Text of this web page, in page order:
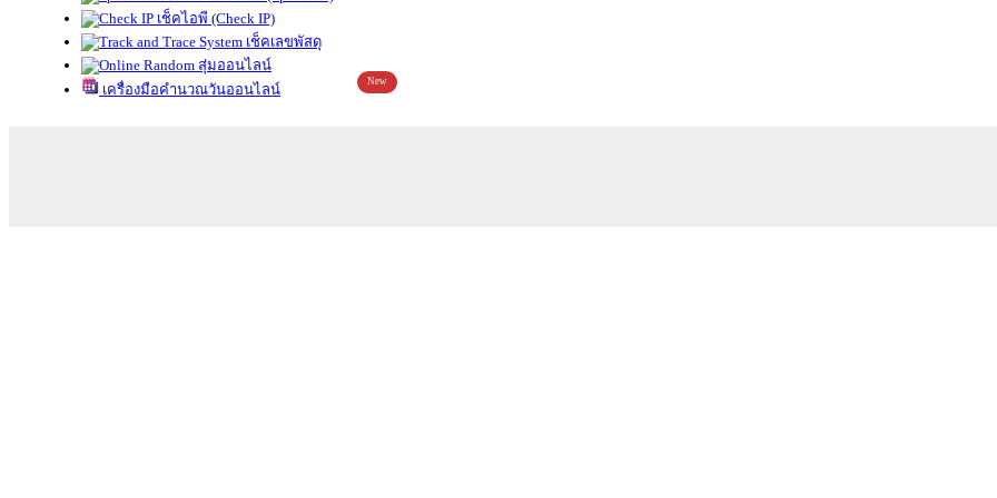
เช็คไอพี (Check IP)
เช็คเลขพัสดุ
สุ่มออนไลน์
เครื่องมือคำนวณวันออนไลน์
New